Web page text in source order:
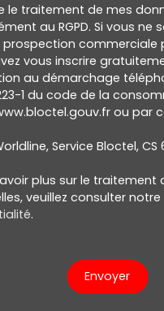
le traitement de mes
au RGPD. Si vous ne
commerciale
vous inscrire
au démarchage
1 du code de la
ou par
Service Bloctel, CS
plus sur le traitement
veuillez consulter notre
.
Envoyer